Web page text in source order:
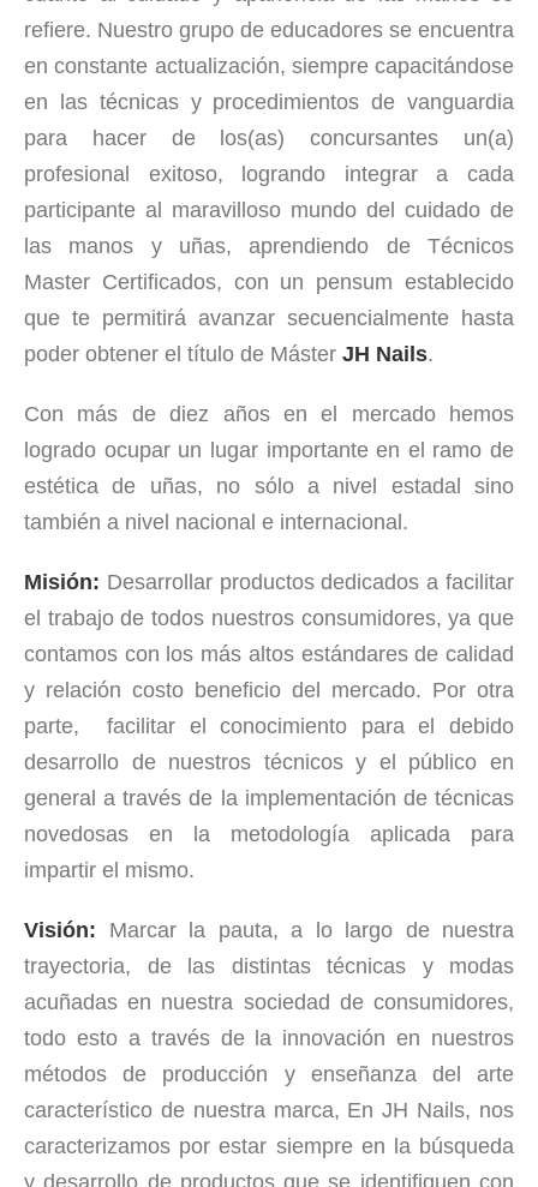
refiere. Nuestro grupo de educadores se encuentra
en constante actualización, siempre capacitándose
en las técnicas y procedimientos de vanguardia
para hacer de los(as) concursantes un(a)
profesional exitoso, logrando integrar a cada
participante al maravilloso mundo del cuidado de
las manos y uñas, aprendiendo de Técnicos
Master Certificados, con un pensum establecido
que te permitirá avanzar secuencialmente hasta
poder obtener el título de Máster JH Nails.
Con más de diez años en el mercado hemos
logrado ocupar un lugar importante en el ramo de
estética de uñas, no sólo a nivel estadal sino
también a nivel nacional e internacional.
Misión: Desarrollar productos dedicados a facilitar
el trabajo de todos nuestros consumidores, ya que
contamos con los más altos estándares de calidad
y relación costo beneficio del mercado. Por otra
parte, facilitar el conocimiento para el debido
desarrollo de nuestros técnicos y el público en
general a través de la implementación de técnicas
novedosas en la metodología aplicada para
impartir el mismo.
Visión: Marcar la pauta, a lo largo de nuestra
trayectoria, de las distintas técnicas y modas
acuñadas en nuestra sociedad de consumidores,
todo esto a través de la innovación en nuestros
métodos de producción y enseñanza del arte
característico de nuestra marca, En JH Nails, nos
caracterizamos por estar siempre en la búsqueda
y desarrollo de productos que se identifiquen con